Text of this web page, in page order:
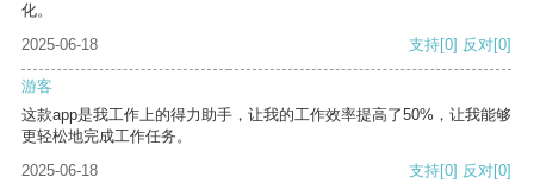
化。
2025-06-18
支持[0] 反对[0]
游客
这款app是我工作上的得力助手，让我的工作效率提高了50%，让我能够
更轻松地完成工作任务。
2025-06-18
支持[0] 反对[0]